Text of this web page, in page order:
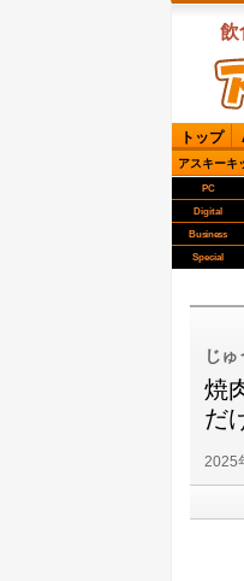
飲
ASCII
トップ
アスキーキ
PC
Digital
Business
Special
じ
焼
だ
2025